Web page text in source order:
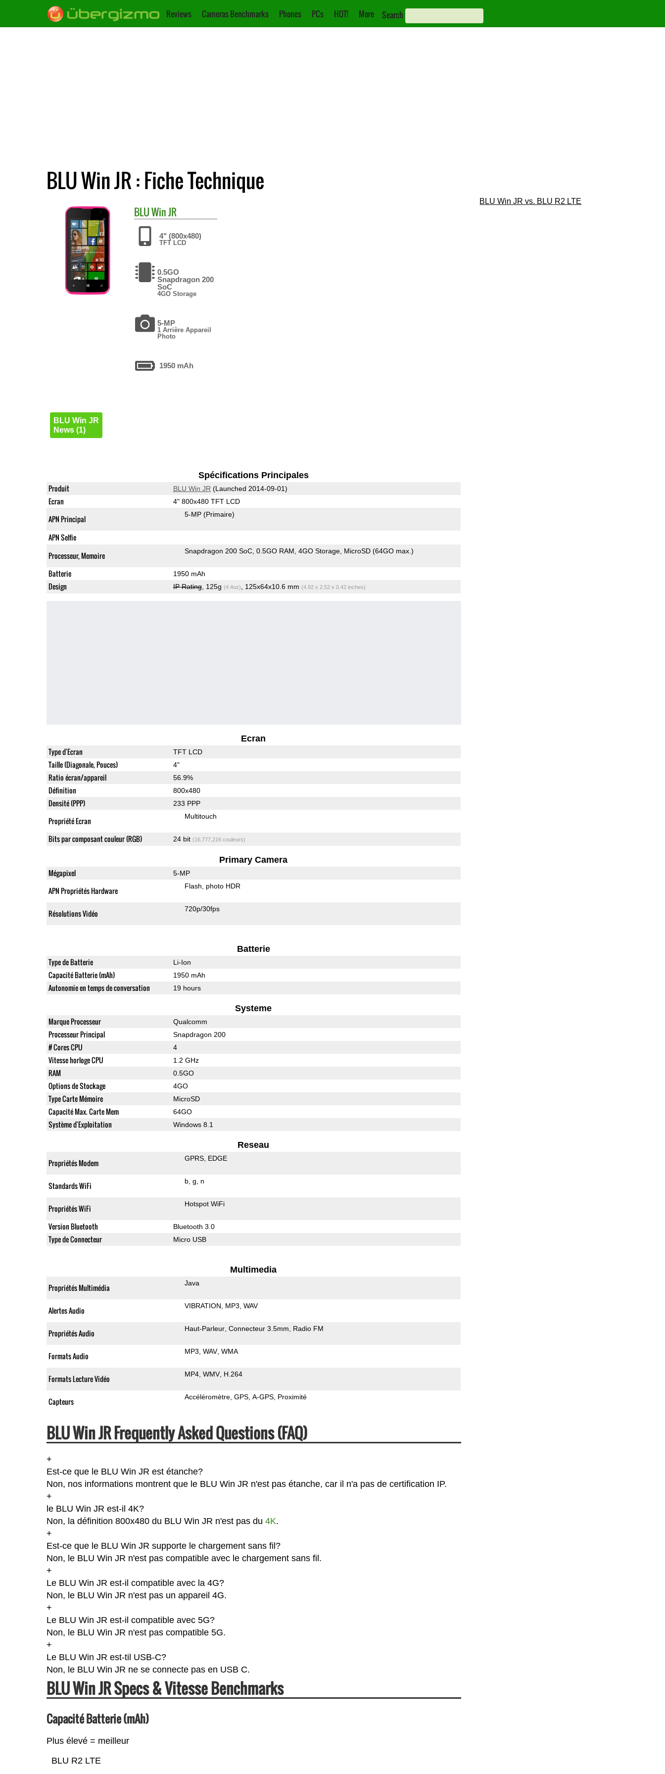
Reviews Cameras Benchmarks Phones PCs HOT! More Search
BLU Win JR : Fiche Technique
BLUWin JR
4" (800x480)
TFT LCD
0.5GO
Snapdragon 200
SoC
4GO Storage
5-MP
1 Arrière Appareil
Photo
1950 mAh
BLU Win JR
News (1)
Spécifications Principales
Produit BLU Win JR (Launched 2014-09-01)
Ecran 4" 800x480 TFT LCD
APN Principal 5-MP (Primaire)
APN Selfie
Processeur, Memoire
Snapdragon 200 SoC 0.5GO RAM 4GO Storage MicroSD (64GO max.)
Batterie 1950 mAh
Design IP Rating, 125g (4.4oz) , 125x64x10.6 mm (4.92 x 2.52 x 0.42 inches)
Ecran
Type d'Ecran TFT LCD
Taille (Diagonale, Pouces) 4"
Ratio écran/appareil 56.9%
Définition 800x480
Densité (PPP) 233 PPP
Propriété Ecran Multitouch
Bits par composant couleur (RGB) 24 bit (16,777,216 couleurs)
Primary Camera
Mégapixel 5-MP
APN Propriétés Hardware Flash photo HDR
Résolutions Vidéo 720p/30fps
Batterie
Type de Batterie Li-Ion
Capacité Batterie (mAh) 1950 mAh
Autonomie en temps de conversation 19 hours
Systeme
Marque Processeur Qualcomm
Processeur Principal Snapdragon 200
# Cores CPU 4
Vitesse horloge CPU 1.2 GHz
RAM 0.5GO
Options de Stockage 4GO
Type Carte Mémoire MicroSD
Capacité Max. Carte Mem 64GO
Système d'Exploitation Windows 8.1
Reseau
Propriétés Modem GPRS EDGE
Standards WiFi b g n
Propriétés WiFi Hotspot WiFi
Version Bluetooth Bluetooth 3.0
Type de Connecteur Micro USB
Multimedia
Propriétés Multimédia Java
Alertes Audio VIBRATION MP3 WAV
Propriétés Audio Haut-Parleur Connecteur 3.5mm Radio FM
Formats Audio MP3 WAV WMA
Formats Lecture Vidéo MP4 WMV H.264
Capteurs Accéléromètre GPS A-GPS Proximité
BLU Win JR Frequently Asked Questions (FAQ)
+
Est-ce que le BLU Win JR est étanche?
Non, nos informations montrent que le BLU Win JR n'est pas étanche, car il n'a pas de certification IP.
+
le BLU Win JR est-il 4K?
Non, la définition 800x480 du BLU Win JR n'est pas du 4K.
+
Est-ce que le BLU Win JR supporte le chargement sans fil?
Non, le BLU Win JR n'est pas compatible avec le chargement sans fil.
+
Le BLU Win JR est-il compatible avec la 4G?
Non, le BLU Win JR n'est pas un appareil 4G.
+
Le BLU Win JR est-il compatible avec 5G?
Non, le BLU Win JR n'est pas compatible 5G.
+
Le BLU Win JR est-til USB-C?
Non, le BLU Win JR ne se connecte pas en USB C.
BLU Win JR Specs & Vitesse Benchmarks
Capacité Batterie (mAh)
Plus élevé = meilleur
BLU R2 LTE
BLU Win JR vs. BLU R2 LTE